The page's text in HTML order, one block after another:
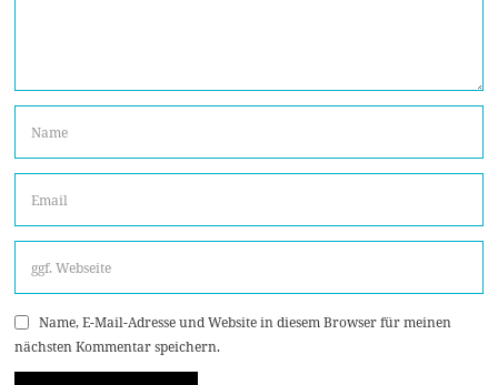
Name, E-Mail-Adresse und Website in diesem Browser für meinen
nächsten Kommentar speichern.